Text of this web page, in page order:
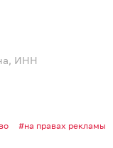
ИНН
на правах рекламы